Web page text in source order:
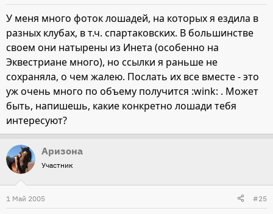
У меня много фоток лошадей, на которых я ездила в
разных клубах, в т.ч. спартаковских. В большинстве
своем они натырены из Инета (особенно на
Эквестриане много), но ссылки я раньше не
сохраняла, о чем жалею. Послать их все вместе - это
уж очень много по объему получится :wink: . Может
быть, напишешь, какие конкретно лошади тебя
интересуют?
Аризона
Участник
1 Май 2005 #25